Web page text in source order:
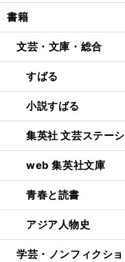
書籍
文芸・文庫・総合
すばる
小説すばる
集英社 文芸ステー
web 集英社文庫
青春と読書
アジア人物史
学芸・ノンフィクシ